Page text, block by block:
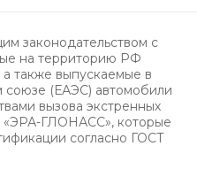
законодательством с
на территорию РФ
а также выпускаемые в
союзе (ЕАЭС) автомобили
вызова экстренных
ГЛОНАСС», которые
согласно ГОСТ